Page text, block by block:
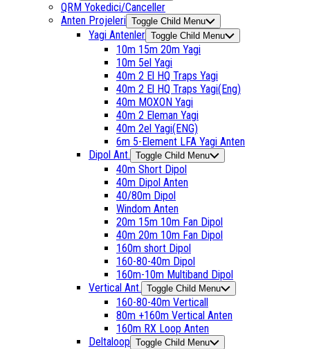
QRM Yokedici/Canceller
Anten Projeleri Toggle Child Menu
Yagi Antenler Toggle Child Menu
10m 15m 20m Yagi
10m 5el Yagi
40m 2 El HQ Traps Yagi
40m 2 El HQ Traps Yagi(Eng)
40m MOXON Yagi
40m 2 Eleman Yagi
40m 2el Yagi(ENG)
6m 5-Element LFA Yagi Anten
Dipol Ant. Toggle Child Menu
40m Short Dipol
40m Dipol Anten
40/80m Dipol
Windom Anten
20m 15m 10m Fan Dipol
40m 20m 10m Fan Dipol
160m short Dipol
160-80-40m Dipol
160m-10m Multiband Dipol
Vertical Ant. Toggle Child Menu
160-80-40m Verticall
80m +160m Vertical Anten
160m RX Loop Anten
Deltaloop Toggle Child Menu